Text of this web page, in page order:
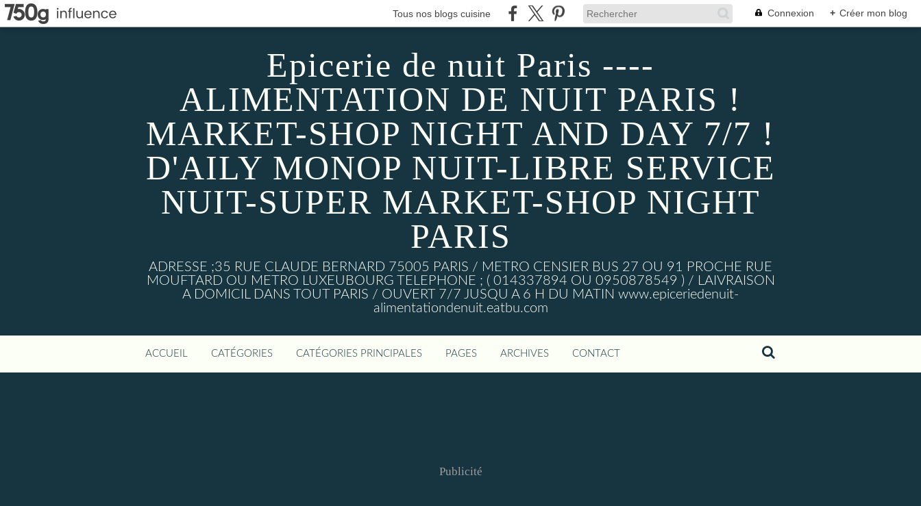
Tous nos blogs cuisine Connexion + Créer mon blog
Epicerie de nuit Paris ----
ALIMENTATION DE NUIT PARIS !
MARKET-SHOP NIGHT AND DAY 7/7 !
D'AILY MONOP NUIT-LIBRE SERVICE
NUIT-SUPER MARKET-SHOP NIGHT
PARIS
ADRESSE ;35 RUE CLAUDE BERNARD 75005 PARIS / METRO CENSIER BUS 27 OU 91 PROCHE RUE
MOUFTARD OU METRO LUXEUBOURG TELEPHONE ; ( 014337894 OU 0950878549 ) / LAIVRAISON
A DOMICIL DANS TOUT PARIS / OUVERT 7/7 JUSQU A 6 H DU MATIN www.epiceriedenuit-
alimentationdenuit.eatbu.com
ACCUEIL CATÉGORIES CATÉGORIES PRINCIPALES PAGES ARCHIVES CONTACT
Publicité